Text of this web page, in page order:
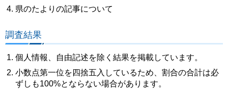
県のたよりの記事について
調査結果
個人情報、自由記述を除く結果を掲載しています。
小数点第一位を四捨五入しているため、割合の合計は必
ずしも100%とならない場合があります。